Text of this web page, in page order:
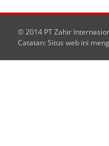
© 2014 PT Zahir
Catatan: Situs web ini